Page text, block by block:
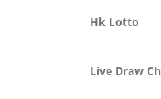
Hk Lotto
Live Draw